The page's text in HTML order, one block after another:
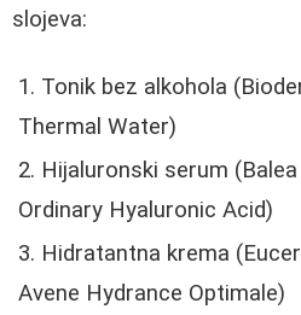
slojeva:
Tonik bez alkohola
Thermal Water)
Hijaluronski serum
Ordinary Hyaluronic Acid)
Hidratantna krema
Avene Hydrance Optimale)